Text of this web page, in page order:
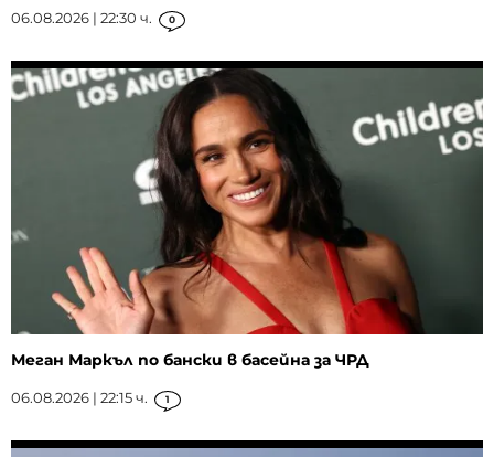
06.08.2026 | 22:30 ч. 0
Меган Маркъл по бански в басейна за ЧРД
06.08.2026 | 22:15 ч. 1